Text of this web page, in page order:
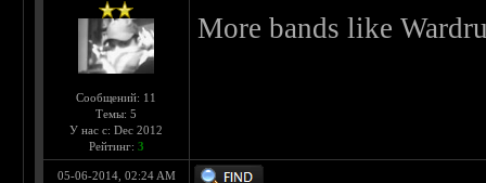
Сообщений: 11
Темы: 5
У нас с: Dec 2012
Рейтинг: 3
More bands like
05-06-2014, 02:24 AM